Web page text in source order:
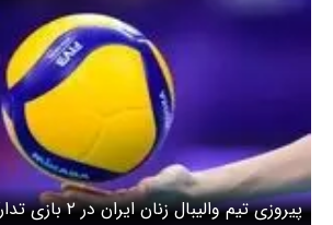
پیروزی تیم والیبال زنان ایران در ۲ بازی تدارکاتی